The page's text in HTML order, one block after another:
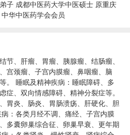
子 成都中医药大学中医硕士 原重庆
华中医药学会会员
节、肝瘤、胃瘤、胰腺瘤、结肠瘤、
宫颈瘤、子宫内膜瘤、鼻咽瘤、脑
。 睡眠及精神疾病：睡眠障碍、多
症、双向情感障碍、精神分裂症等。
胃炎、肠炎、胃肠溃疡、肝硬化、胆
：各类月经不调、痛经、子宫内膜
多囊卵巢综合征、卵巢早衰、更年期